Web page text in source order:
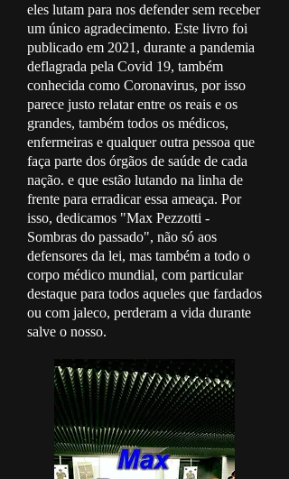
eles lutam para nos defender sem receber
um único agradecimento. Este livro foi
publicado em 2021, durante a pandemia
deflagrada pela Covid 19, também
conhecida como Coronavirus, por isso
parece justo relatar entre os reais e os
grandes, também todos os médicos,
enfermeiras e qualquer outra pessoa que
faça parte dos órgãos de saúde de cada
nação. e que estão lutando na linha de
frente para erradicar essa ameaça. Por
isso, dedicamos "Max Pezzotti -
Sombras do passado", não só aos
defensores da lei, mas também a todo o
corpo médico mundial, com particular
destaque para todos aqueles que fardados
ou com jaleco, perderam a vida durante
salve o nosso.